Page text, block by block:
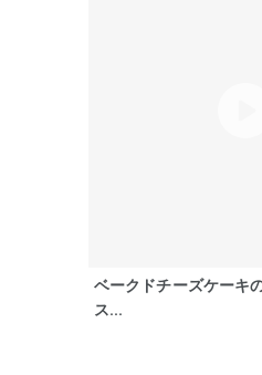
ベークドチーズケーキ
ス...